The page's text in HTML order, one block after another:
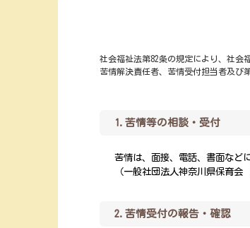
社会福祉法第82条の規定により、社会
苦情解決責任者、苦情受付担当者及び
1.苦情等の相談・受付
苦情は、面接、電話、書面など
（一般社団法人神奈川県保育
2.苦情受付の報告・確認